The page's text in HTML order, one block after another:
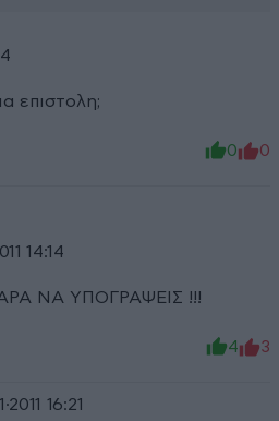
επιστολη;
0 0
14:14
ΝΑ ΥΠΟΓΡΑΨΕΙΣ !!!
4 3
16:21